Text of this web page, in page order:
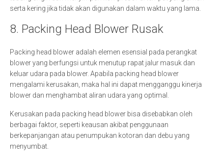
serta kering jika tidak akan digunakan dalam waktu yang lama.
8. Packing Head Blower Rusak
Packing head blower adalah elemen esensial pada perangkat
blower yang berfungsi untuk menutup rapat jalur masuk dan
keluar udara pada blower. Apabila packing head blower
mengalami kerusakan, maka hal ini dapat mengganggu kinerja
blower dan menghambat aliran udara yang optimal.
Kerusakan pada packing head blower bisa disebabkan oleh
berbagai faktor, seperti keausan akibat penggunaan
berkepanjangan atau penumpukan kotoran dan debu yang
menyumbat.